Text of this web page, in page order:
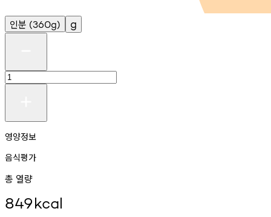
인분 (360g) g
영양정보
음식평가
총 열량
849kcal